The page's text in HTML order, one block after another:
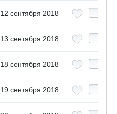
12 сентября 2018
13 сентября 2018
18 сентября 2018
19 сентября 2018